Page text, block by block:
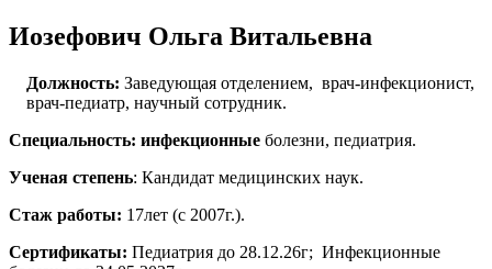
Иозефович Ольга Витальевна
Должность: Заведующая отделением, врач-инфекционист,
врач-педиатр, научный сотрудник.
Специальность: инфекционные болезни, педиатрия.
Ученая степень: Кандидат медицинских наук.
Стаж работы: 17лет (с 2007г.).
Сертификаты: Педиатрия до 28.12.26г; Инфекционные